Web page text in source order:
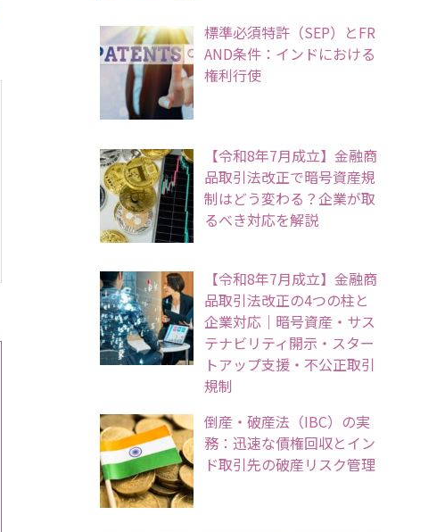
標準必須特許（SEP）とFR
AND条件：インドにおける
権利行使
【令和8年7月成立】金融商
品取引法改正で暗号資産規
制はどう変わる？企業が取
るべき対応を解説
【令和8年7月成立】金融商
品取引法改正の4つの柱と
企業対応｜暗号資産・サス
テナビリティ開示・スター
トアップ支援・不公正取引
規制
倒産・破産法（IBC）の実
務：迅速な債権回収とイン
ド取引先の破産リスク管理